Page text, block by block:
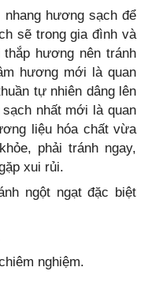
nhang hương sạch để
sẽ trong gia đình và
hương nên tránh
hương mới là quan
tự nhiên dâng lên
nhất mới là quan
liệu hóa chất vừa
phải tránh ngay,
xui rủi.
ngột ngạt đặc biệt
nghiệm.